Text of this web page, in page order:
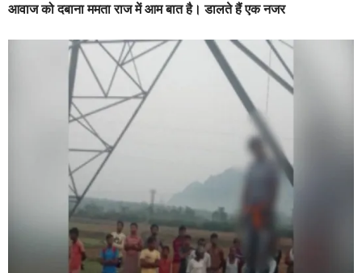
आवाज को दबाना ममता राज में आम बात है। डालते हैं एक नजर